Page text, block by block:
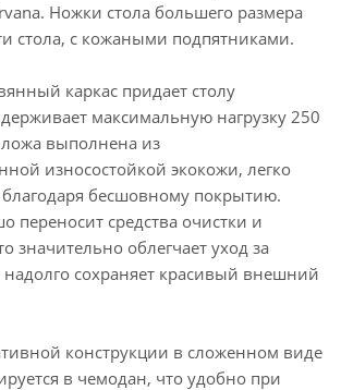
Ножки стола большего размера
стола, с кожаными подпятниками.
каркас придает столу
максимальную нагрузку 250
ложа выполнена из
износостойкой экокожи, легко
благодаря бесшовному покрытию.
переносит средства очистки и
значительно облегчает уход за
сохраняет красивый внешний
конструкции в сложенном виде
в чемодан, что удобно при